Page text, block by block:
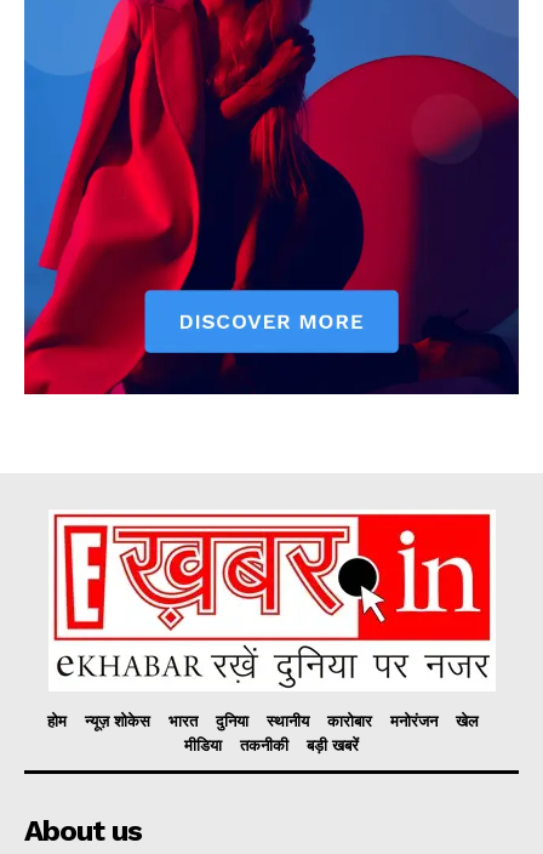
My account
होम न्यूज़ शोकेस भारत दुनिया स्थानीय कारोबार मनोरंजन
खेल
मीडिया
तकनीकी बड़ी खबरें
About us